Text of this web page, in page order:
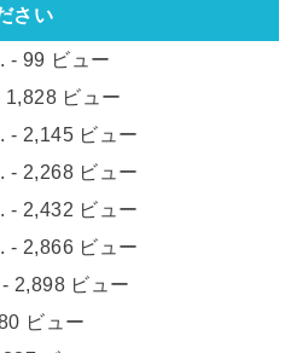
さい
- 99 ビュー
1,828 ビュー
- 2,145 ビュー
- 2,268 ビュー
- 2,432 ビュー
- 2,866 ビュー
- 2,898 ビュー
ビュー